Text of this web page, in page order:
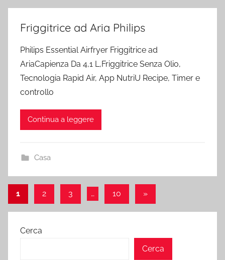
Friggitrice ad Aria Philips
Philips Essential Airfryer Friggitrice ad
AriaCapienza Da 4,1 L,Friggitrice Senza Olio,
Tecnologia Rapid Air, App NutriU Recipe, Timer e
controllo
Continua a leggere
Casa
Paginazione
degli
articoli
1 2 3 … 10
Articolo
»
Cerca
Cerca